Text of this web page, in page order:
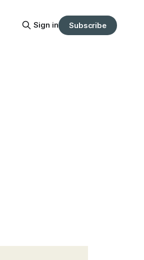
Sign in Subscribe